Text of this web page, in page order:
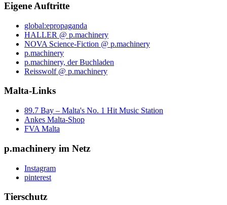
Eigene Auftritte
global:epropaganda
HALLER @ p.machinery
NOVA Science-Fiction @ p.machinery
p.machinery
p.machinery, der Buchladen
Reisswolf @ p.machinery
Malta-Links
89.7 Bay – Malta's No. 1 Hit Music Station
Ankes Malta-Shop
FVA Malta
p.machinery im Netz
Instagram
pinterest
Tierschutz